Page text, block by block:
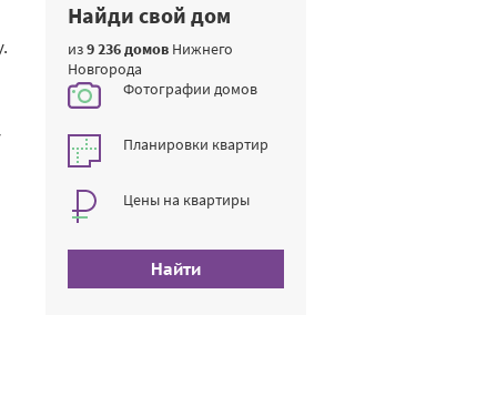
Найди свой дом
из9 236 домов Нижнего
Новгорода
Фотографии домов
Планировки квартир
Цены на квартиры
Найти